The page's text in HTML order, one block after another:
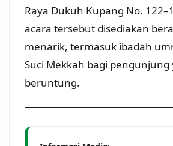
Raya Dukuh Kupang No.
acara tersebut disediakan
menarik, termasuk ibadah
Suci Mekkah bagi pengunjung
beruntung.